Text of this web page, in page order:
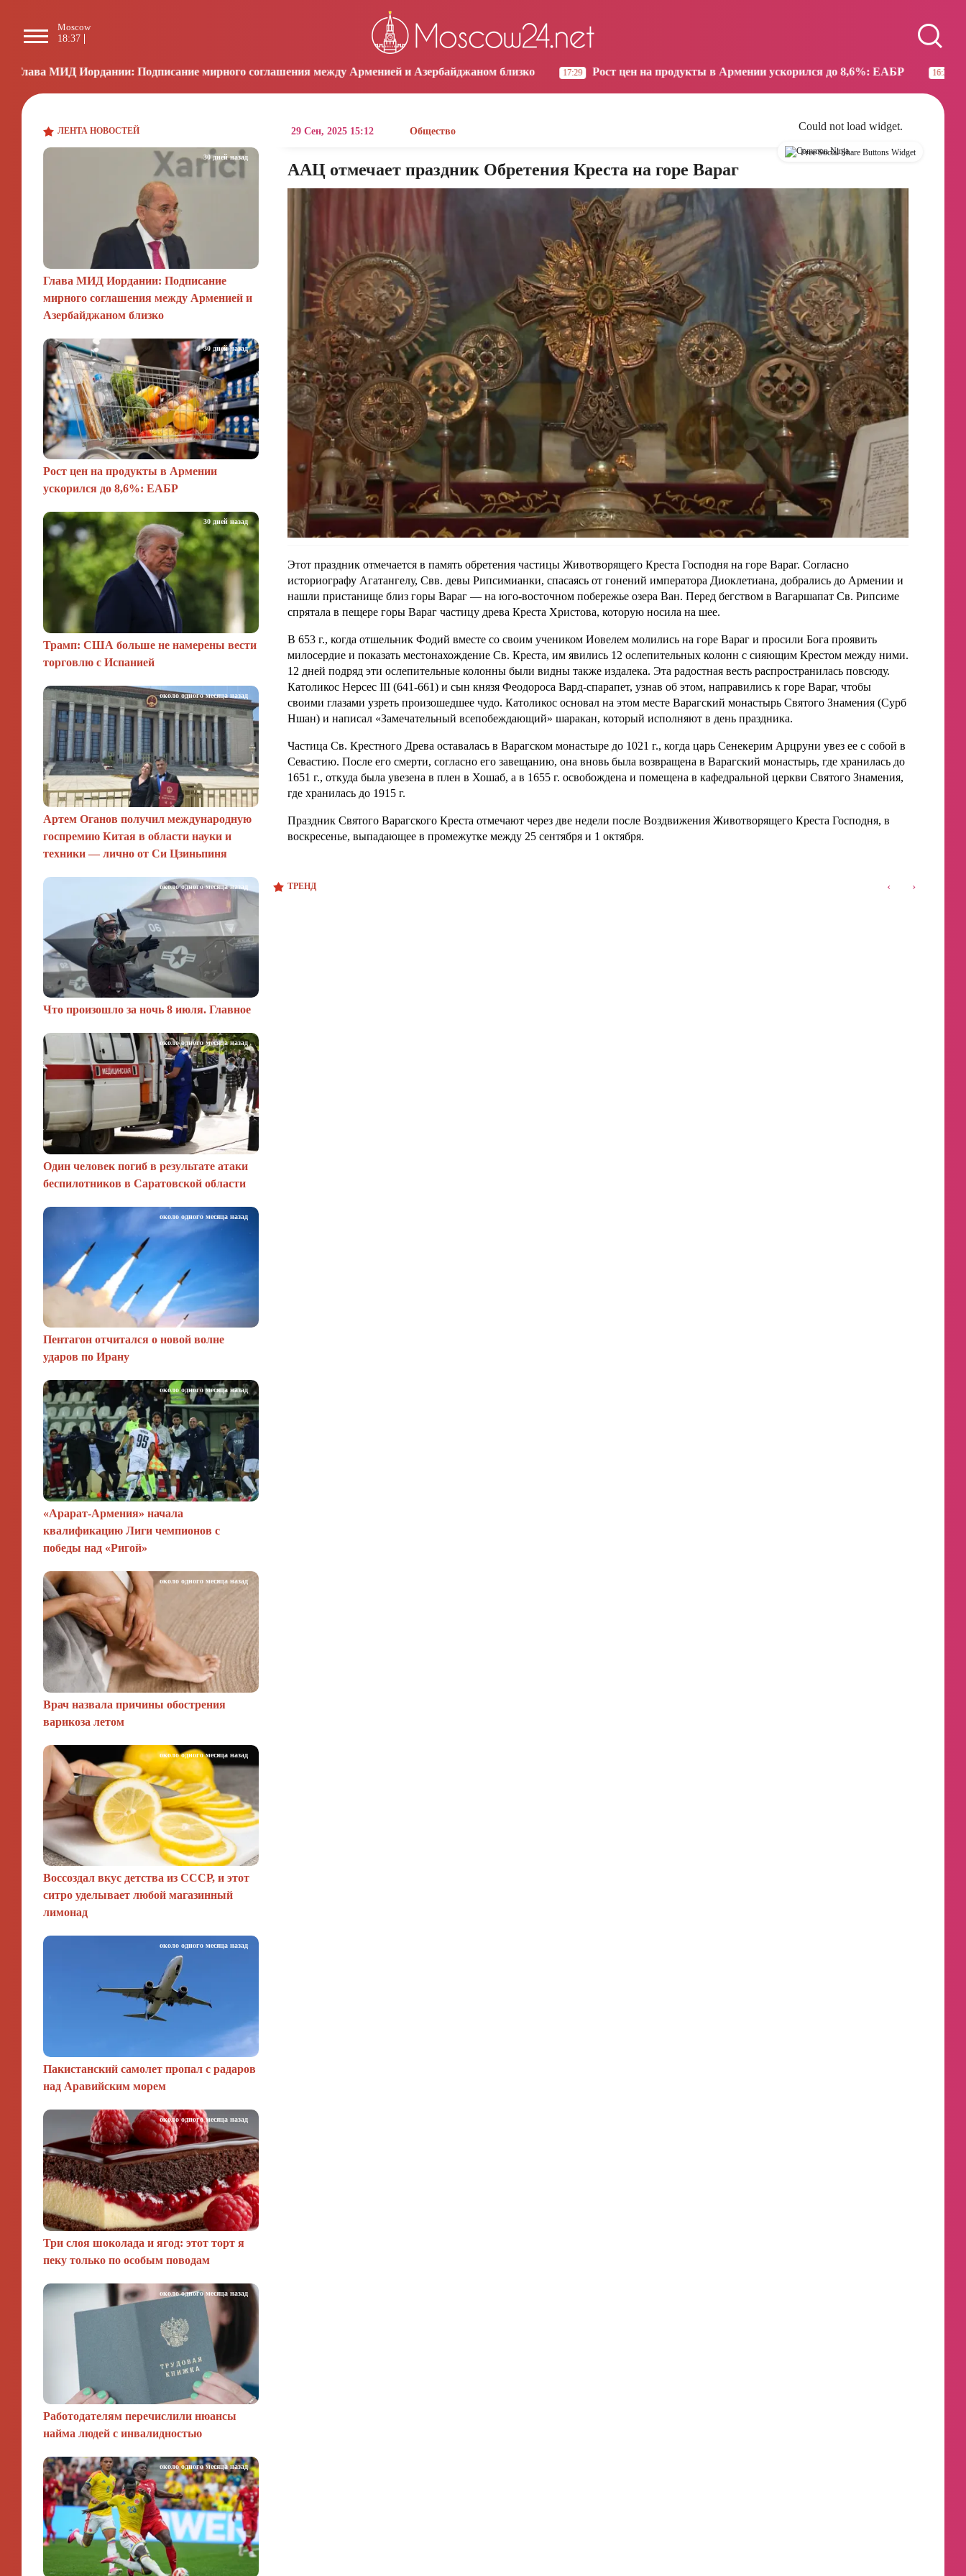
Moscow
18:37
Yerevan
19:37 19:37
Moscow
18:37
Подписание мирного соглашения между Арменией и Азербайджаном близко 17:29 Рост цен на продукты в Армении ускорился до 8,6%: ЕАБР 16:38 Трамп: США
ЛЕНТА НОВОСТЕЙ
Глава МИД Иордании: Подписание
мирного соглашения между Арменией и
Азербайджаном близко
30 дней назад
Рост цен на продукты в Армении
ускорился до 8,6%: ЕАБР
30 дней назад
Трамп: США больше не намерены вести
торговлю с Испанией
30 дней назад
Артем Оганов получил международную
госпремию Китая в области науки и
техники — лично от Си Цзиньпиня
около одного месяца назад
Что произошло за ночь 8 июля. Главное
около одного месяца назад
Один человек погиб в результате атаки
беспилотников в Саратовской области
около одного месяца назад
Пентагон отчитался о новой волне
ударов по Ирану
около одного месяца назад
«Арарат‑Армения» начала
квалификацию Лиги чемпионов с
победы над «Ригой»
около одного месяца назад
Врач назвала причины обострения
варикоза летом
около одного месяца назад
Воссоздал вкус детства из СССР, и этот
ситро уделывает любой магазинный
лимонад
около одного месяца назад
Пакистанский самолет пропал с радаров
над Аравийским морем
около одного месяца назад
Три слоя шоколада и ягод: этот торт я
пеку только по особым поводам
около одного месяца назад
Работодателям перечислили нюансы
найма людей с инвалидностью
около одного месяца назад
около одного месяца назад
29 Сен, 2025 15:12 Общество Could not load widget.
Free Social Share Buttons Widget
ААЦ отмечает праздник Обретения Креста на горе Вараг
Этот праздник отмечается в память обретения частицы Животворящего Креста Господня на горе Вараг. Согласно
историографу Агатангелу, Свв. девы Рипсимианки, спасаясь от гонений императора Диоклетиана, добрались до Армении и
нашли пристанище близ горы Вараг — на юго-восточном побережье озера Ван. Перед бегством в Вагаршапат Св. Рипсиме
спрятала в пещере горы Вараг частицу древа Креста Христова, которую носила на шее.
В 653 г., когда отшельник Фодий вместе со своим учеником Иовелем молились на горе Вараг и просили Бога проявить
милосердие и показать местонахождение Св. Креста, им явились 12 ослепительных колонн с сияющим Крестом между ними.
12 дней подряд эти ослепительные колонны были видны также издалека. Эта радостная весть распространилась повсюду.
Католикос Нерсес III (641-661) и сын князя Феодороса Вард-спарапет, узнав об этом, направились к горе Вараг, чтобы
своими глазами узреть произошедшее чудо. Католикос основал на этом месте Варагский монастырь Святого Знамения (Сурб
Ншан) и написал «Замечательный всепобеждающий» шаракан, который исполняют в день праздника.
Частица Св. Крестного Древа оставалась в Варагском монастыре до 1021 г., когда царь Сенекерим Арцруни увез ее с собой в
Севастию. После его смерти, согласно его завещанию, она вновь была возвращена в Варагский монастырь, где хранилась до
1651 г., откуда была увезена в плен в Хошаб, а в 1655 г. освобождена и помещена в кафедральной церкви Святого Знамения,
где хранилась до 1915 г.
Праздник Святого Варагского Креста отмечают через две недели после Воздвижения Животворящего Креста Господня, в
воскресенье, выпадающее в промежутке между 25 сентября и 1 октября.
ТРЕНД ‹ ›